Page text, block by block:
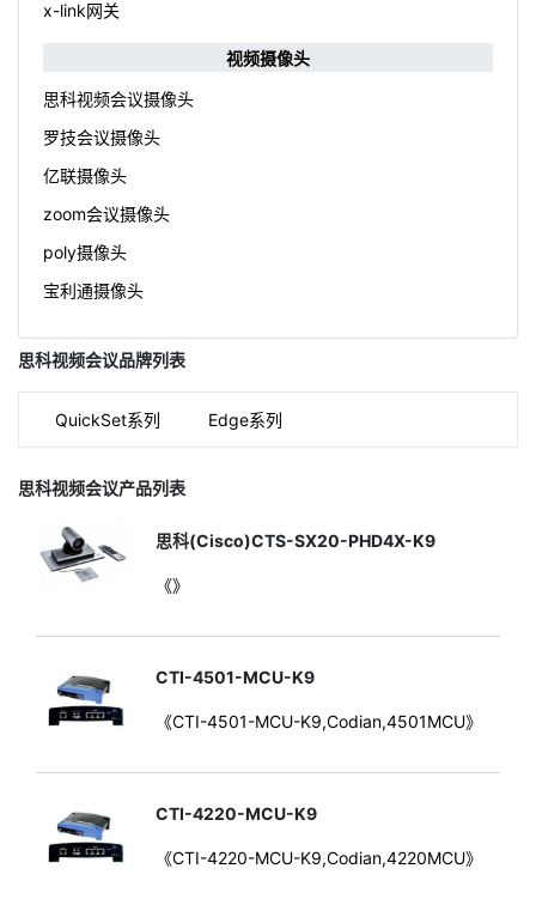
x-link网关
视频摄像头
思科视频会议摄像头
罗技会议摄像头
亿联摄像头
zoom会议摄像头
poly摄像头
宝利通摄像头
思科视频会议品牌列表
QuickSet系列 Edge系列
思科视频会议产品列表
思科(Cisco)CTS-SX20-PHD4X-K9
《》
CTI-4501-MCU-K9
《CTI-4501-MCU-K9,Codian,4501MCU》
CTI-4220-MCU-K9
《CTI-4220-MCU-K9,Codian,4220MCU》